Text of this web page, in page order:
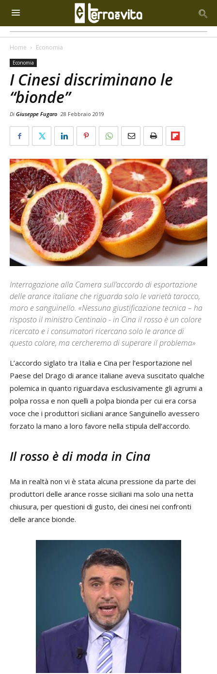
Home Economia
Economia
I Cinesi discriminano le
“bionde”
Di Giuseppe Fugaro 28 Febbraio 2019
Interrogazione alla Camera sull’accordo di esportazione
delle arance italiane che riguarda solo le varietà tarocco,
moro e sanguinello. «Nessuna giustificazione tecnica – ha
risposto il ministro Centinaio - in Cina il rosso è un colore
ricercato e i consumatori ricercano solo le arance di
questo colore, ma cercheremo di superare il problema»
L’accordo siglato tra Italia e Cina per l’esportazione nel
Paese del Drago di arance italiane aveva suscitato qualche
polemica in quanto riguardava esclusivamente gli agrumi a
polpa rossa e non quelli a polpa bionda per cui era corsa
voce che i produttori siciliani arance Sanguinello avessero
forzato la mano a loro favore nella stipula dell’accordo.
Il rosso è di moda in Cina
Ma in realtà non vi è stata alcuna pressione da parte dei
produttori delle arance rosse siciliani ma solo una netta
chiusura, per questioni di gusto, dei cinesi nei confronti
delle arance bionde.